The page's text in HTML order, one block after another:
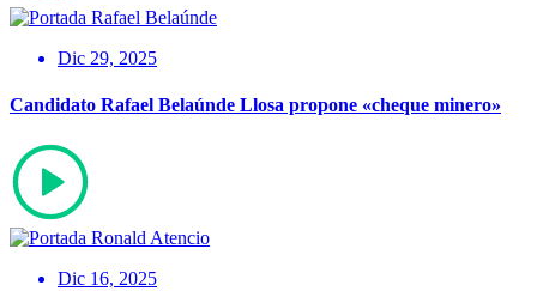
Dic 29, 2025
Candidato Rafael Belaúnde Llosa propone «cheque minero»
Dic 16, 2025